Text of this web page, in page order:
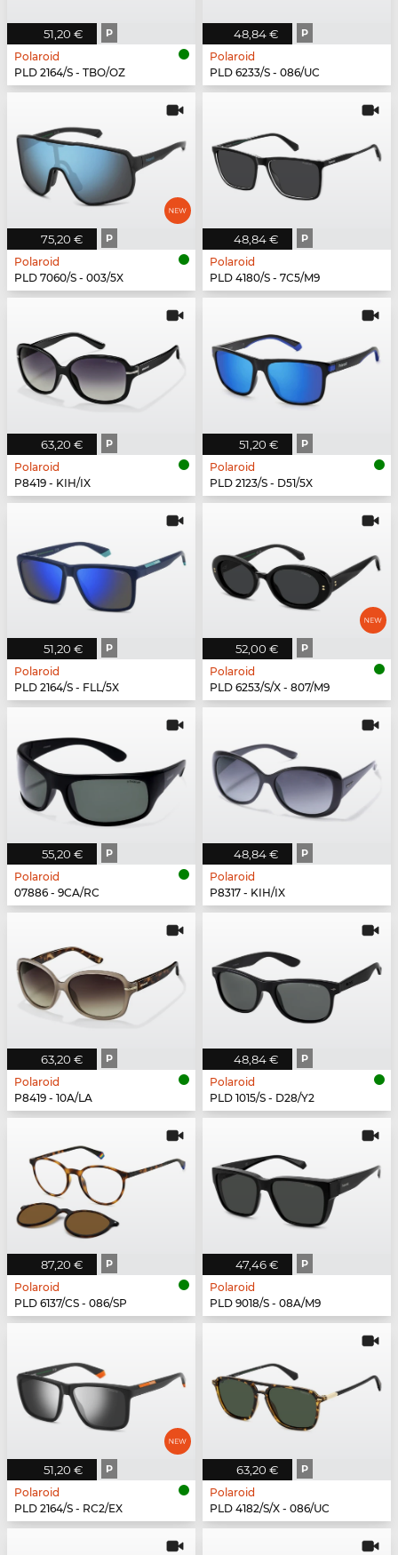
51,20 € P
Polaroid
PLD 2164/S - TBO/OZ
48,84 € P
Polaroid
PLD 6233/S - 086/UC
75,20 € P
Polaroid
PLD 7060/S - 003/5X
48,84 € P
Polaroid
PLD 4180/S - 7C5/M9
63,20 € P
Polaroid
P8419 - KIH/IX
51,20 € P
Polaroid
PLD 2123/S - D51/5X
51,20 € P
Polaroid
PLD 2164/S - FLL/5X
52,00 € P
Polaroid
PLD 6253/S/X - 807/M9
55,20 € P
Polaroid
07886 - 9CA/RC
48,84 € P
Polaroid
P8317 - KIH/IX
63,20 € P
Polaroid
P8419 - 10A/LA
48,84 € P
Polaroid
PLD 1015/S - D28/Y2
87,20 € P
Polaroid
PLD 6137/CS - 086/SP
47,46 € P
Polaroid
PLD 9018/S - 08A/M9
51,20 € P
Polaroid
PLD 2164/S - RC2/EX
63,20 € P
Polaroid
PLD 4182/S/X - 086/UC